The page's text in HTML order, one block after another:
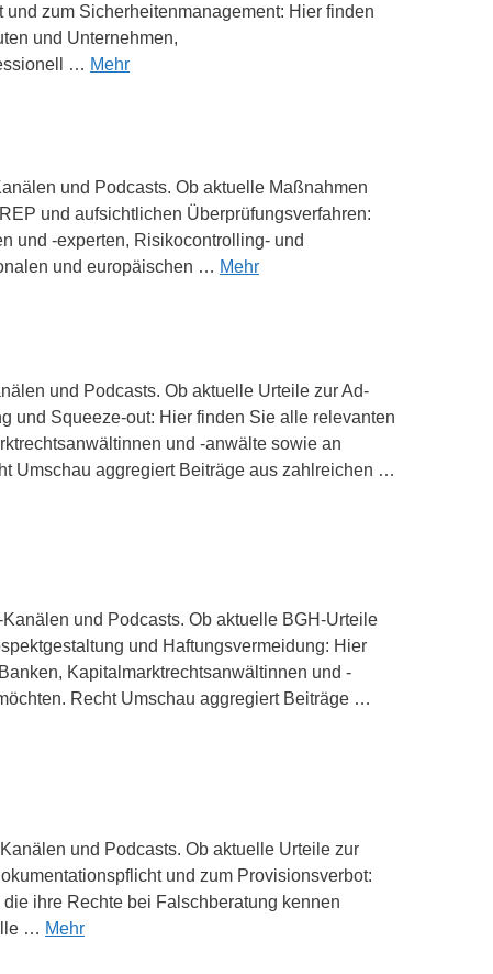
zum Sicherheitenmanagement: Hier finden
und Unternehmen,
… Mehr
und Podcasts. Ob aktuelle Maßnahmen
und aufsichtlichen Überprüfungsverfahren:
und -experten, Risikocontrolling- und
und europäischen … Mehr
und Podcasts. Ob aktuelle Urteile zur Ad-
und Squeeze-out: Hier finden Sie alle relevanten
und -anwälte sowie an
Umschau aggregiert Beiträge aus zahlreichen …
und Podcasts. Ob aktuelle BGH-Urteile
und Haftungsvermeidung: Hier
Kapitalmarktrechtsanwältinnen und -
Recht Umschau aggregiert Beiträge …
und Podcasts. Ob aktuelle Urteile zur
und zum Provisionsverbot:
ihre Rechte bei Falschberatung kennen
… Mehr